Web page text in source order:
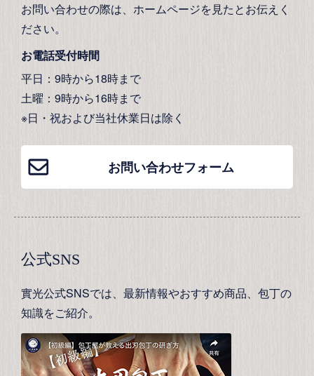
お問い合わせの際は、ホームページを見たとお伝えく
ださい。
お電話受付時間
平日：9時から18時まで
土曜：9時から16時まで
※日・祝および当社休業日は除く
お問い合わせフォーム
公式SNS
實光公式SNSでは、最新情報やおすすめ商品、包丁の
知識をご紹介。